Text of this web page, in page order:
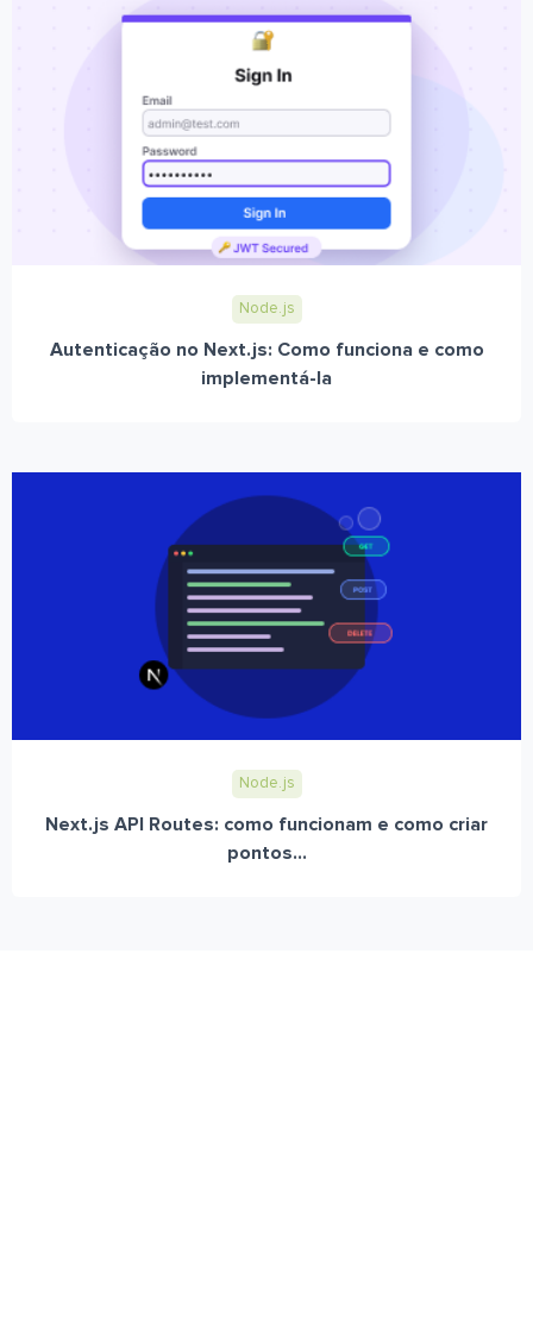
Node.js
Autenticação no Next.js: Como funciona e como
implementá-la
Node.js
Next.js API Routes: como funcionam e como criar
pontos...